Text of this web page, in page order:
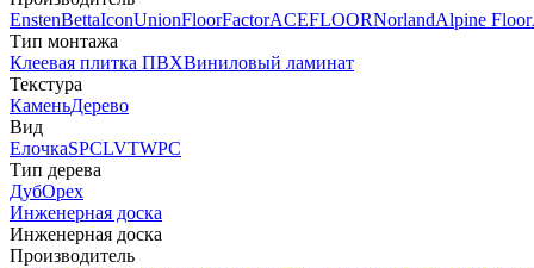
EnstenBettaIconUnionFloorFactorACEFLOORNorlandAlpine Floor
Тип монтажа
Клеевая плитка ПВХВиниловый ламинат
Текстура
КаменьДерево
Вид
ЕлочкаSPCLVTWPC
Тип дерева
ДубОрех
Инженерная доска
Инженерная доска
Производитель